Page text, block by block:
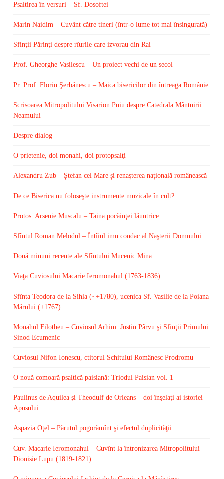
Psaltirea în versuri – Sf. Dosoftei
Marin Naidim – Cuvânt către tineri (într-o lume tot mai însingurată)
Sfinţii Părinţi despre rîurile care izvorau din Rai
Prof. Gheorghe Vasilescu – Un proiect vechi de un secol
Pr. Prof. Florin Şerbănescu – Maica bisericilor din întreaga Românie
Scrisoarea Mitropolitului Visarion Puiu despre Catedrala Mântuirii
Neamului
Despre dialog
O prietenie, doi monahi, doi protopsalţi
Alexandru Zub – Ștefan cel Mare și renașterea națională românească
De ce Biserica nu foloseşte instrumente muzicale în cult?
Protos. Arsenie Muscalu – Taina pocăinţei lăuntrice
Sfîntul Roman Melodul – Întîiul imn condac al Naşterii Domnului
Două minuni recente ale Sfîntului Mucenic Mina
Viaţa Cuviosului Macarie Ieromonahul (1763-1836)
Sfînta Teodora de la Sihla (~+1780), ucenica Sf. Vasilie de la Poiana
Mărului (+1767)
Monahul Filotheu – Cuviosul Arhim. Justin Pârvu şi Sfinţii Primului
Sinod Ecumenic
Cuviosul Nifon Ionescu, ctitorul Schitului Românesc Prodromu
O nouă comoară psaltică paisiană: Triodul Paisian vol. 1
Paulinus de Aquilea şi Theodulf de Orleans – doi înşelaţi ai istoriei
Apusului
Aspazia Oţel – Părutul pogorămînt şi efectul duplicităţii
Cuv. Macarie Ieromonahul – Cuvînt la întronizarea Mitropolitului
Dionisie Lupu (1819-1821)